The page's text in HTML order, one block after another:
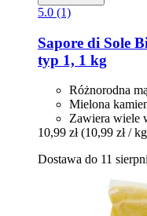
5.0 (1)
Sapore di Sole
typ 1, 1 kg
Różnorodna
Mielona
Zawiera wiele
10,99 zł (10,99 zł /
Dostawa do 11